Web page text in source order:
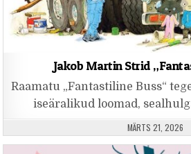
Jakob Martin Strid
Raamatu „Fantastiline Buss“
iseäralikud loomad,
PUBLISHED DATE:
MÄRTS 21, 2026